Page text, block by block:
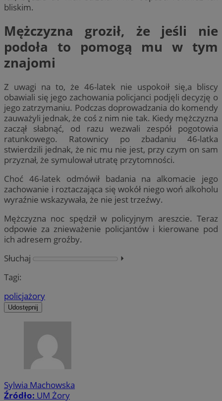
bliskim.
Mężczyzna groził, że jeśli nie
podoła to pomogą mu w tym
znajomi
Z uwagi na to, że 46-latek nie uspokoił się,a bliscy
obawiali się jego zachowania policjanci podjęli decyzję o
jego zatrzymaniu. Podczas doprowadzania do komendy
zauważyli jednak, że coś z nim nie tak. Kiedy mężczyzna
zaczął słabnąć, od razu wezwali zespół pogotowia
ratunkowego. Ratownicy po zbadaniu 46-latka
stwierdzili jednak, że nic mu nie jest, przy czym on sam
przyznał, że symulował utratę przytomności.
Choć 46-latek odmówił badania na alkomacie jego
zachowanie i roztaczająca się wokół niego woń alkoholu
wyraźnie wskazywała, że nie jest trzeźwy.
Mężczyzna noc spędził w policyjnym areszcie. Teraz
odpowie za znieważenie policjantów i kierowane pod
ich adresem groźby.
Słuchaj
⏵︎
Tagi:
policjażory
Udostępnij
Sylwia Machowska
Źródło: UM Żory